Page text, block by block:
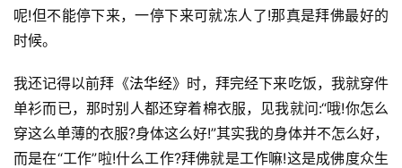
呢!但不能停下来，一停下来可就冻人了!那真是拜佛最好的
时候。
我还记得以前拜《法华经》时，拜完经下来吃饭，我就穿件
单衫而已，那时别人都还穿着棉衣服，见我就问:“哦!你怎么
穿这么单薄的衣服?身体这么好!”其实我的身体并不怎么好，
而是在“工作”啦!什么工作?拜佛就是工作嘛!这是成佛度众生